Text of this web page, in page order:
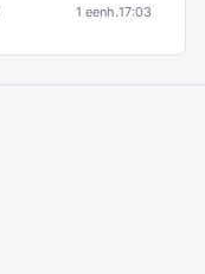
1 eenh.17:03